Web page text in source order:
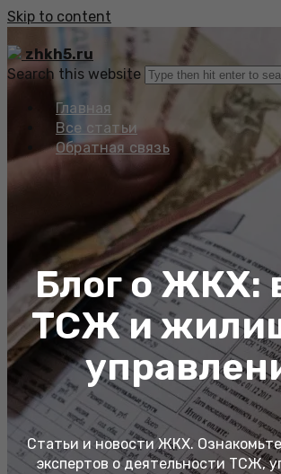
Skip to content
zhkh5.ru
Search this website
Главная
Все статьи
Обратная связь
Блог о ЖКХ:
ТСЖ и
Статьи и новости ЖКХ.
экспертов о деятельности ТСЖ,